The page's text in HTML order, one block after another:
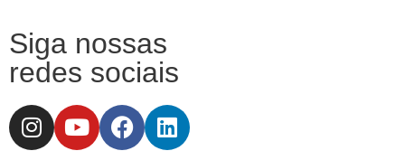
Siga nossas
redes sociais